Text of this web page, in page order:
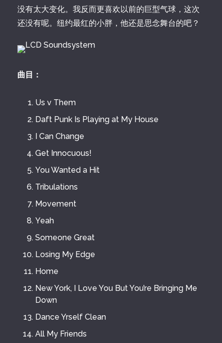
没有太大变化。我反而更喜欢以前的巨型气球，这次
还没有呢。纽约最红的小胖，他还是思念舞台的吧？
曲目：
Us v Them
Daft Punk Is Playing at My House
I Can Change
Get Innocuous!
You Wanted a Hit
Tribulations
Movement
Yeah
Someone Great
Losing My Edge
Home
New York, I Love You But You’re Bringing Me
Down
Dance Yrself Clean
All My Friends